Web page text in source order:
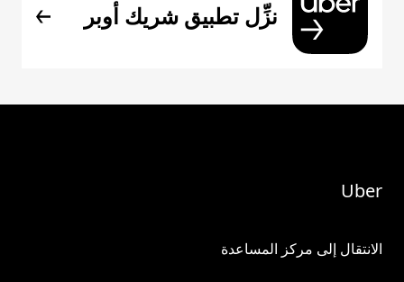
نزِّل تطبيق شريك أوبر
Uber
الانتقال إلى مركز المساعدة